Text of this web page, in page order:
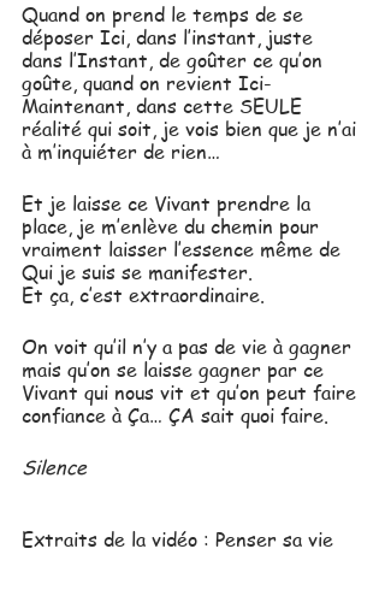
Quand on prend le temps de se
déposer Ici, dans l’instant, juste
dans l’Instant, de goûter ce qu’on
goûte, quand on revient Ici-
Maintenant, dans cette SEULE
réalité qui soit, je vois bien que je n’ai
à m’inquiéter de rien…
Et je laisse ce Vivant prendre la
place, je m’enlève du chemin pour
vraiment laisser l’essence même de
Qui je suis se manifester.
Et ça, c’est extraordinaire.
On voit qu’il n’y a pas de vie à gagner
mais qu’on se laisse gagner par ce
Vivant qui nous vit et qu’on peut faire
confiance à Ça… ÇA sait quoi faire.
Silence
Extraits de la vidéo : Penser sa vie